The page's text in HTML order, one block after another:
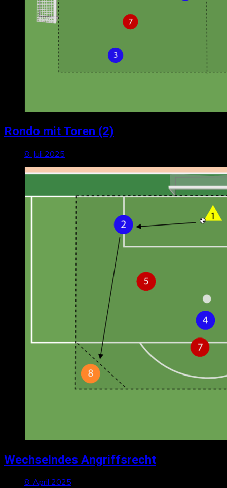
Rondo mit Toren (2)
8. Juli 2025
Wechselndes Angriffsrecht
8. April 2025